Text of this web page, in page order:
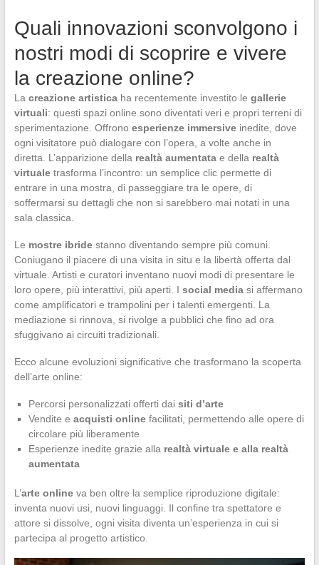
Quali innovazioni sconvolgono i
nostri modi di scoprire e vivere
la creazione online?
La creazione artisticaha recentemente investito le gallerie
virtuali: questi spazi online sono diventati veri e propri terreni di
sperimentazione. Offrono esperienze immersiveinedite, dove
ogni visitatore può dialogare con l’opera, a volte anche in
diretta. L’apparizione della realtà aumentatae della realtà
virtualetrasforma l’incontro: un semplice clic permette di
entrare in una mostra, di passeggiare tra le opere, di
soffermarsi su dettagli che non si sarebbero mai notati in una
sala classica.
Le mostre ibridestanno diventando sempre più comuni.
Coniugano il piacere di una visita in situ e la libertà offerta dal
virtuale. Artisti e curatori inventano nuovi modi di presentare le
loro opere, più interattivi, più aperti. I social mediasi affermano
come amplificatori e trampolini per i talenti emergenti. La
mediazione si rinnova, si rivolge a pubblici che fino ad ora
sfuggivano ai circuiti tradizionali.
Ecco alcune evoluzioni significative che trasformano la scoperta
dell’arte online:
Percorsi personalizzati offerti dai siti d’arte
Vendite e acquisti onlinefacilitati, permettendo alle opere di
circolare più liberamente
Esperienze inedite grazie alla realtà virtuale e alla realtà
aumentata
L’arte onlineva ben oltre la semplice riproduzione digitale:
inventa nuovi usi, nuovi linguaggi. Il confine tra spettatore e
attore si dissolve, ogni visita diventa un’esperienza in cui si
partecipa al progetto artistico.